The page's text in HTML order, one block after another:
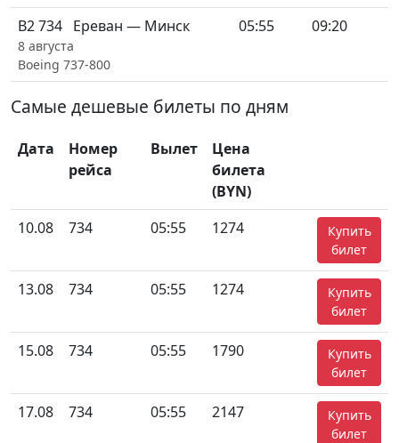
B2 734 Ереван — Минск
8 августа
Boeing 737-800
05:55 09:20
Самые дешевые билеты по дням
Дата
Номер
рейса
Вылет
Цена
билета
(BYN)
10.08
734 05:55 1274
Купить
билет
13.08 734 05:55 1274
Купить
билет
15.08 734 05:55 1790
Купить
билет
17.08 734 05:55 2147
Купить
билет